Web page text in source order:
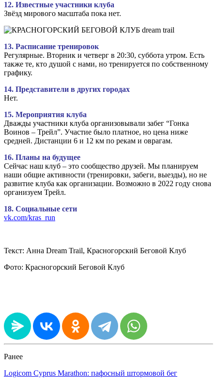
12. Известные участники клуба
Звёзд мирового масштаба пока нет.
13. Расписание тренировок
Регулярные. Вторник и четверг в 20:30, суббота утром. Есть
также те, кто душой с нами, но тренируется по собственному
графику.
14. Представители в других городах
Нет.
15. Мероприятия клуба
Дважды участники клуба организовывали забег “Гонка
Воинов – Трейл”. Участие было платное, но цена ниже
средней. Дистанции 6 и 12 км по рекам и оврагам.
16. Планы на будущее
Сейчас наш клуб – это сообщество друзей. Мы планируем
наши общие активности (тренировки, забеги, выезды), но не
развитие клуба как организации. Возможно в 2022 году снова
организуем Трейл.
18. Социальные сети
vk.com/kras_run
Текст: Анна Dream Trail, Красногорский Беговой Клуб
Фото: Красногорский Беговой Клуб
Ранее
Logicom Cyprus Marathon: пафосный штормовой бег